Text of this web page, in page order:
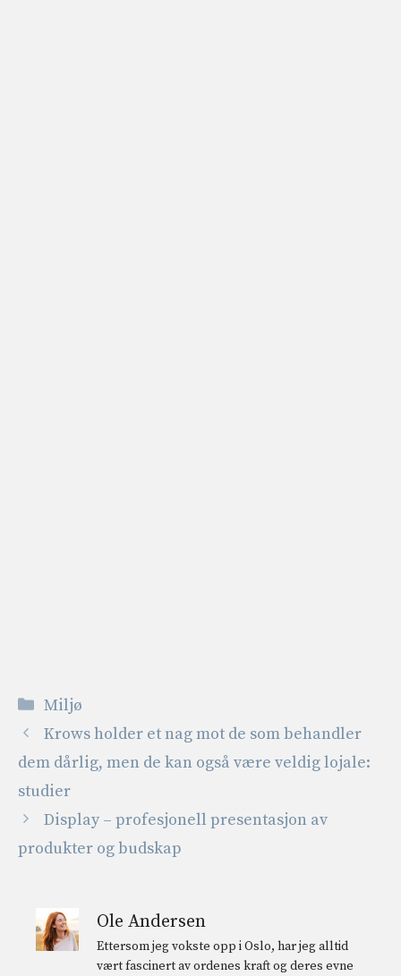
Kategorier
Miljø
Krows holder et nag mot de som behandler
dem dårlig, men de kan også være veldig lojale:
studier
Display – profesjonell presentasjon av
produkter og budskap
Ole Andersen
Ettersom jeg vokste opp i Oslo, har jeg alltid
vært fascinert av ordenes kraft og deres evne